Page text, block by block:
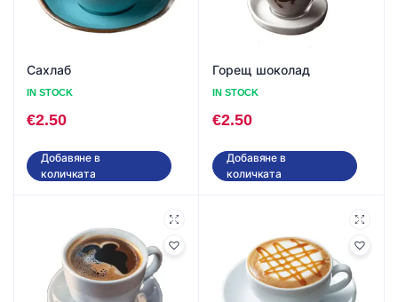
Сахлаб
IN STOCK
€2.50
Добавяне в
количката
Горещ шоколад
IN STOCK
€2.50
Добавяне в
количката